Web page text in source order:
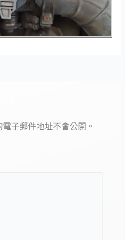
子郵件地址不會公開。